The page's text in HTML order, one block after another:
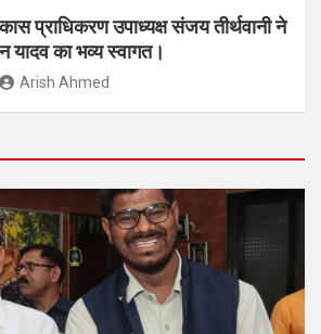
प्राधिकरण उपाध्यक्ष संजय तीर्थवानी ने
यादव का भव्य स्वागत।
Arish Ahmed